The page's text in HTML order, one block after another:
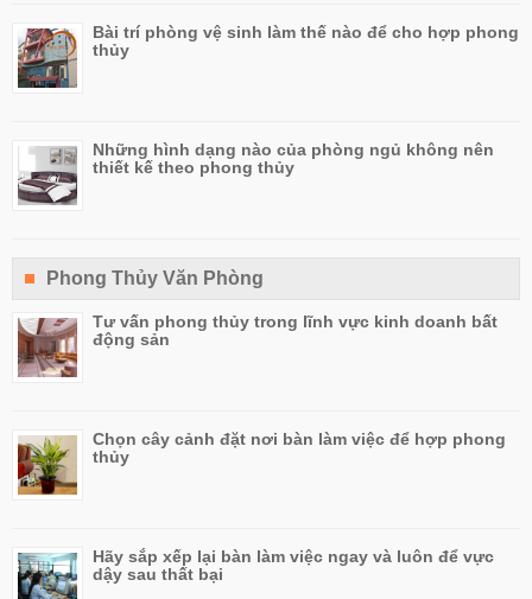
Bài trí phòng vệ sinh làm thế nào để cho hợp phong
thủy
Những hình dạng nào của phòng ngủ không nên
thiết kế theo phong thủy
Phong Thủy Văn Phòng
Tư vấn phong thủy trong lĩnh vực kinh doanh bất
động sản
Chọn cây cảnh đặt nơi bàn làm việc để hợp phong
thủy
Hãy sắp xếp lại bàn làm việc ngay và luôn để vực
dậy sau thất bại